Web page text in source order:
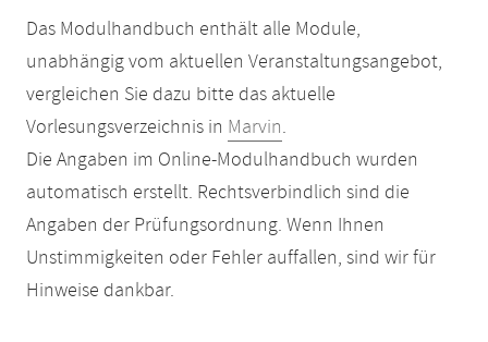
Das Modulhandbuch enthält alle Module,
unabhängig vom aktuellen Veranstaltungsangebot,
vergleichen Sie dazu bitte das aktuelle
Vorlesungsverzeichnis in Marvin.
Die Angaben im Online-Modulhandbuch wurden
automatisch erstellt. Rechtsverbindlich sind die
Angaben der Prüfungsordnung. Wenn Ihnen
Unstimmigkeiten oder Fehler auffallen, sind wir für
Hinweise dankbar.